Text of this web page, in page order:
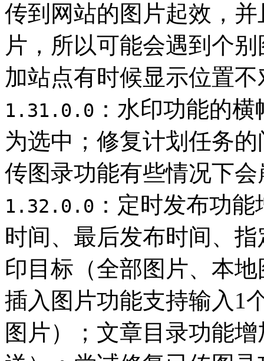
传到网站的图片起效，
片，所以可能会遇到个
加站点有时候显示位置
1.31.0.0 ：水印功能的
为选中；修复计划任务
传图录功能有些情况下
1.32.0.0 ：定时发布功
时间、最后发布时间、
印目标（全部图片、本
插入图片功能支持输入1
图片）；文章目录功能